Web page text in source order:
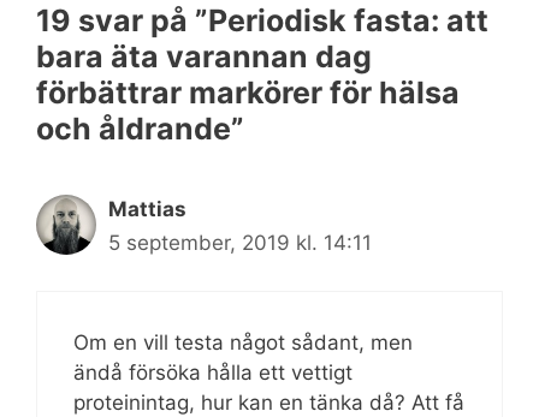
19 svar på ”Periodisk fasta: att
bara äta varannan dag
förbättrar markörer för hälsa
och åldrande”
Mattias
5 september, 2019 kl. 14:11
Om en vill testa något sådant, men
ändå försöka hålla ett vettigt
proteinintag, hur kan en tänka då? Att få